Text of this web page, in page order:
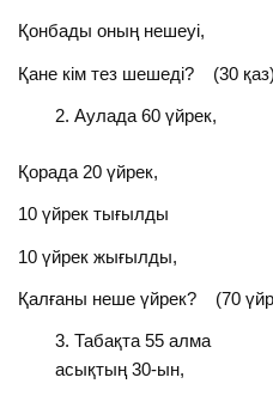
Қонбады оның нешеуі,
Қане кім тез шешеді? (30 қаз)
Аулада 60 үйрек,
Қорада 20 үйрек,
10 үйрек тығылды
10 үйрек жығылды,
Қалғаны неше үйрек? (70
Табақта 55
асықтың 30-ын,